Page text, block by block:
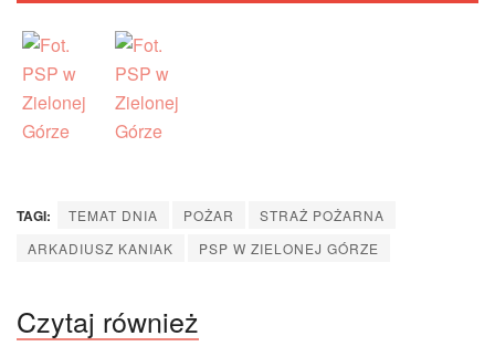
TAGI: TEMAT DNIA POŻAR
STRAŻ POŻARNA
ARKADIUSZ KANIAK
PSP W ZIELONEJ GÓRZE
Czytaj również